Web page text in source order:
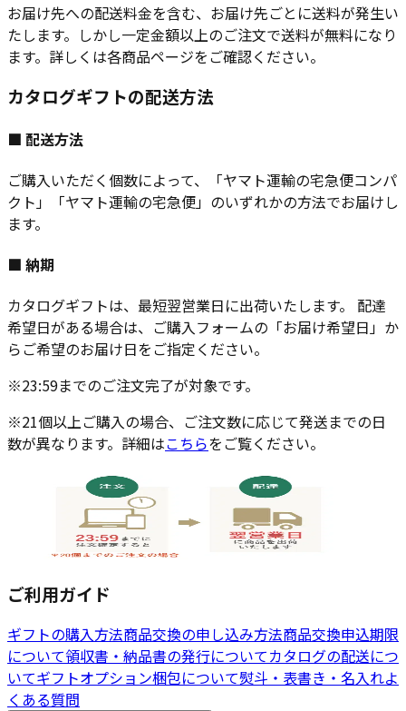
お届け先への配送料金を含む、お届け先ごとに送料が発生い
たします。しかし一定金額以上のご注文で送料が無料になり
ます。詳しくは各商品ページをご確認ください。
カタログギフトの配送方法
■ 配送方法
ご購入いただく個数によって、「ヤマト運輸の宅急便コンパ
クト」「ヤマト運輸の宅急便」のいずれかの方法でお届けし
ます。
■ 納期
カタログギフトは、最短翌営業日に出荷いたします。 配達
希望日がある場合は、ご購入フォームの「お届け希望日」か
らご希望のお届け日をご指定ください。
※23:59までのご注文完了が対象です。
※21個以上ご購入の場合、ご注文数に応じて発送までの日
数が異なります。詳細はこちらをご覧ください。
ご利用ガイド
ギフトの購入方法商品交換の申し込み方法商品交換申込期限
について領収書・納品書の発行についてカタログの配送につ
いてギフトオプション梱包について熨斗・表書き・名入れよ
くある質問